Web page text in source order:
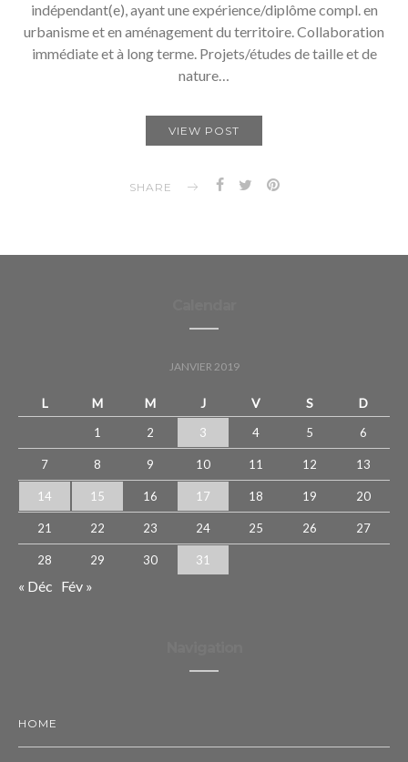
indépendant(e), ayant une expérience/diplôme compl. en
urbanisme et en aménagement du territoire. Collaboration
immédiate et à long terme. Projets/études de taille et de
nature…
VIEW POST
SHARE
JANVIER 2019
L M M J V S D
1 2 3 4 5 6
7 8 9 10 11 12 13
14 15 16 17 18 19 20
21 22 23 24 25 26 27
28 29 30 31
« Déc Fév »
HOME